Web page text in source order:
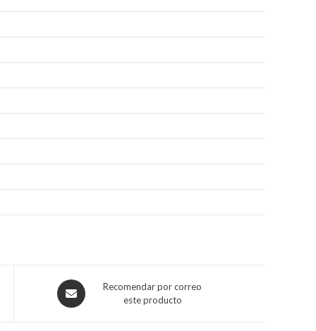
Recomendar por correo
este producto